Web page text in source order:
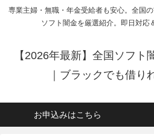
専業主婦・無職・年金受給者も安心。全国
ソフト闇金を厳選紹介。即日対応
【2026年最新】全国ソフ
｜ブラックでも借り
お申込みはこちら